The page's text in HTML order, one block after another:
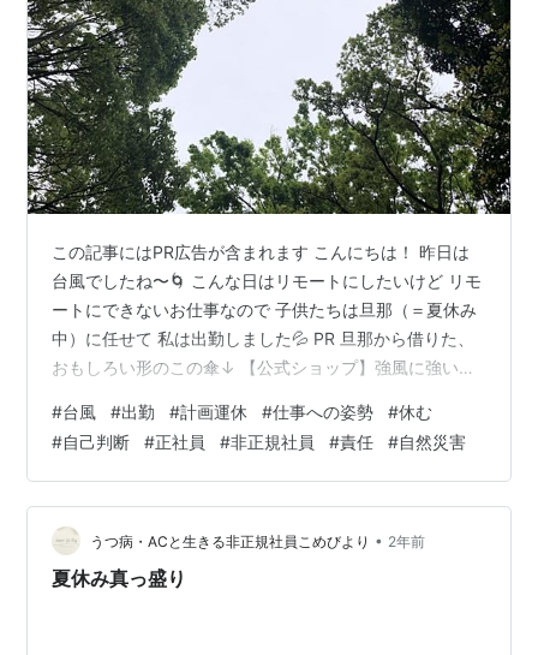
この記事にはPR広告が含まれます こんにちは！ 昨日は
台風でしたね〜🌀 こんな日はリモートにしたいけど リモ
ートにできないお仕事なので 子供たちは旦那（＝夏休み
中）に任せて 私は出勤しました💦 PR 旦那から借りた、
おもしろい形のこの傘↓ 【公式ショップ】強風に強い！
格: 9900 円楽天で詳細を見る 【ヒルナンデス！で紹介】
senz original 傘 おしゃれ 撥水 メンズ 丈夫 耐強風 日傘
折れない カバー 長傘 高級傘 長持ち 高級 センズ SENZ
umbrella レディース 長柄傘 コウモリ傘 傘カバー価格:
116…
#台風 #出勤 #計画運休 #仕事への姿勢 #休む
#自己判断 #正社員 #非正規社員 #責任 #自然災害
うつ病・ACと生きる非正規社員こめびより • 2年前
夏休み真っ盛り